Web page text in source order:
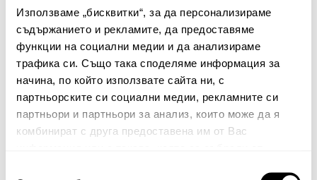
Използваме „бисквитки“, за да персонализираме
съдържанието и рекламите, да предоставяме
функции на социални медии и да анализираме
трафика си. Също така споделяме информация за
начина, по който използвате сайта ни, с
партньорските си социални медии, рекламните си
партньори и партньори за анализ, които може да я
комбинират с друга предоставена им от Вас
Забележка: HTML не се поддържа!
Оценка:Най-ниска Най-висока